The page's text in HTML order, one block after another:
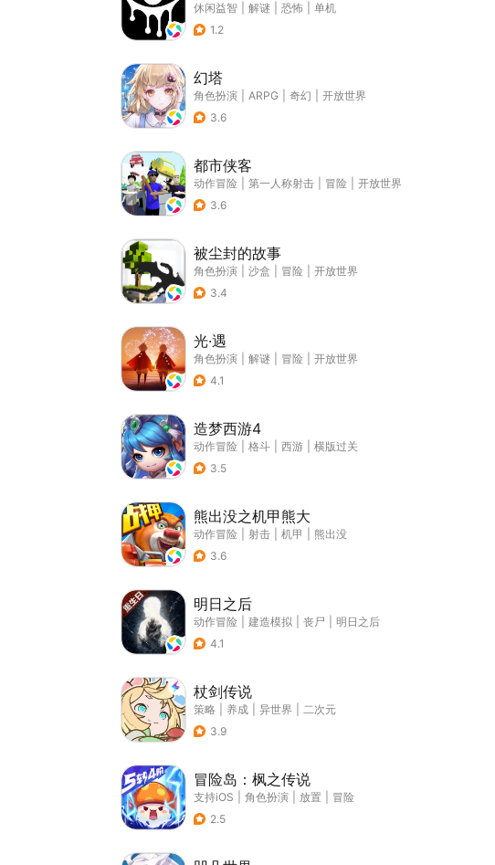
休闲益智 解谜 恐怖
单机
1.2
幻塔
角色扮演 ARPG 奇幻
开放世界
3.6
都市侠客
动作冒险 第一人称射击 冒险
开放世界
3.6
被尘封的故事
角色扮演 沙盒 冒险
开放世界
3.4
光·遇
角色扮演 解谜 冒险
开放世界
4.1
造梦西游4
动作冒险 格斗 西游
横版过关
3.5
熊出没之机甲熊大
动作冒险 射击 机甲
熊出没
3.6
明日之后
动作冒险 建造模拟 丧尸
明日之后
4.1
杖剑传说
策略 养成 异世界
二次元
3.9
冒险岛：枫之传说
支持iOS 角色扮演 放置
冒险
2.5